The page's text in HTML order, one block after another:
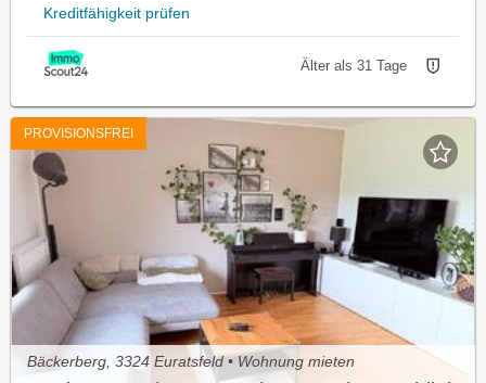
Kreditfähigkeit prüfen
Älter als 31 Tage
PROVISIONSFREI
Bäckerberg, 3324 Euratsfeld • Wohnung mieten